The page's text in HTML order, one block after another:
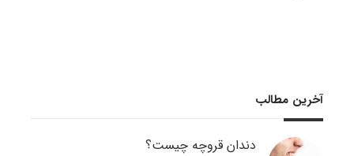
آخرین مطالب
دندان قروچه چیست؟